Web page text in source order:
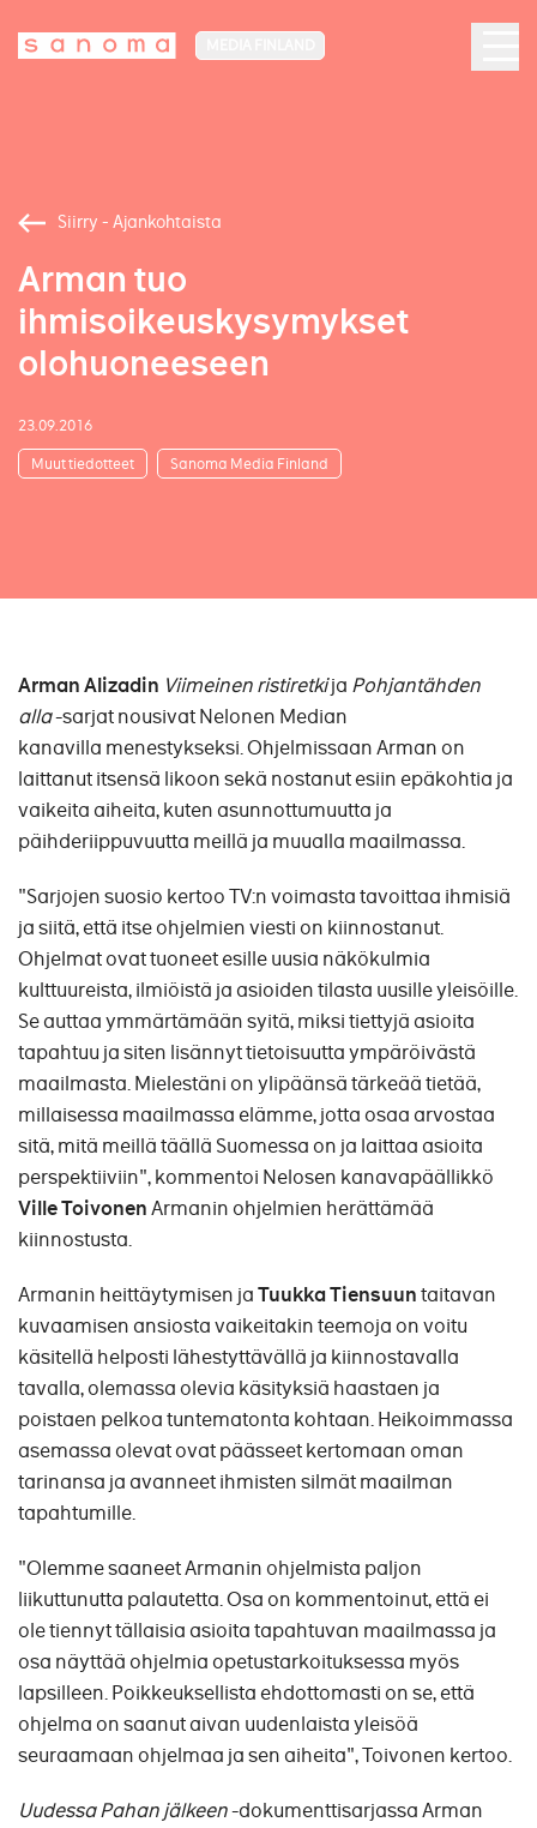
Siirry - Ajankohtaista
Arman tuo
ihmisoikeuskysymykset
olohuoneeseen
23.09.2016
Muut tiedotteet Sanoma Media Finland
Arman Alizadin Viimeinen ristiretkija Pohjantähden
alla-sarjat nousivat Nelonen Median
kanavilla menestykseksi. Ohjelmissaan Arman on
laittanut itsensä likoon sekä nostanut esiin epäkohtia ja
vaikeita aiheita, kuten asunnottumuutta ja
päihderiippuvuutta meillä ja muualla maailmassa.
"Sarjojen suosio kertoo TV:n voimasta tavoittaa ihmisiä
ja siitä, että itse ohjelmien viesti on kiinnostanut.
Ohjelmat ovat tuoneet esille uusia näkökulmia
kulttuureista, ilmiöistä ja asioiden tilasta uusille yleisöille.
Se auttaa ymmärtämään syitä, miksi tiettyjä asioita
tapahtuu ja siten lisännyt tietoisuutta ympäröivästä
maailmasta. Mielestäni on ylipäänsä tärkeää tietää,
millaisessa maailmassa elämme, jotta osaa arvostaa
sitä, mitä meillä täällä Suomessa on ja laittaa asioita
perspektiiviin", kommentoi Nelosen kanavapäällikkö
Ville ToivonenArmanin ohjelmien herättämää
kiinnostusta.
Armanin heittäytymisen jaTuukka Tiensuuntaitavan
kuvaamisen ansiosta vaikeitakin teemoja on voitu
käsitellä helposti lähestyttävällä ja kiinnostavalla
tavalla, olemassa olevia käsityksiä haastaen ja
poistaen pelkoa tuntematonta kohtaan. Heikoimmassa
asemassa olevat ovat päässeet kertomaan oman
tarinansa ja avanneet ihmisten silmät maailman
tapahtumille.
"Olemme saaneet Armanin ohjelmista paljon
liikuttunutta palautetta. Osa on kommentoinut, että ei
ole tiennyt tällaisia asioita tapahtuvan maailmassa ja
osa näyttää ohjelmia opetustarkoituksessa myös
lapsilleen. Poikkeuksellista ehdottomasti on se, että
ohjelma on saanut aivan uudenlaista yleisöä
seuraamaan ohjelmaa ja sen aiheita", Toivonen kertoo.
Uudessa Pahan jälkeen-dokumenttisarjassa Arman